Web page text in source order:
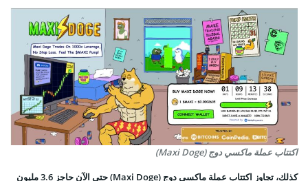
اكتتاب عملة ماكسي دوج (Maxi Doge)
كذلك، تجاوز اكتتاب عملة ماكسي دوج (Maxi Doge) حتى الآن حاجز 3.6 مليون